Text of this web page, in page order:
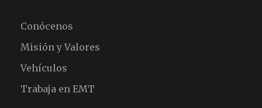
Conócenos
Misión y Valores
Vehículos
Trabaja en EMT